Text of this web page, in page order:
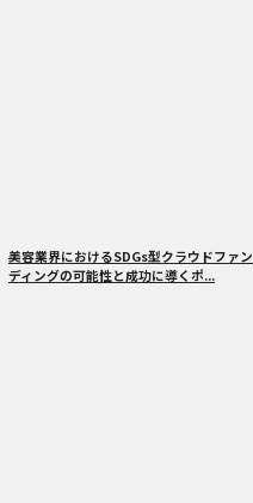
美容業界におけるSDGs型クラウドファン
ディングの可能性と成功に導くポ...